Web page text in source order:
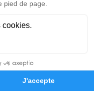
Hommages
Je rends hommage